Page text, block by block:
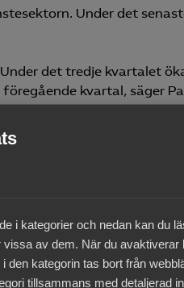
i kategorier och nedan kan du
av dem. När du avaktiverar
kategorin tas bort från
tillsammans med detaljerad
Under det
det tredje kvartalet
kvartal, säger
Men det sker från
närmare hälften av
var något lägre än
till detta är lägre